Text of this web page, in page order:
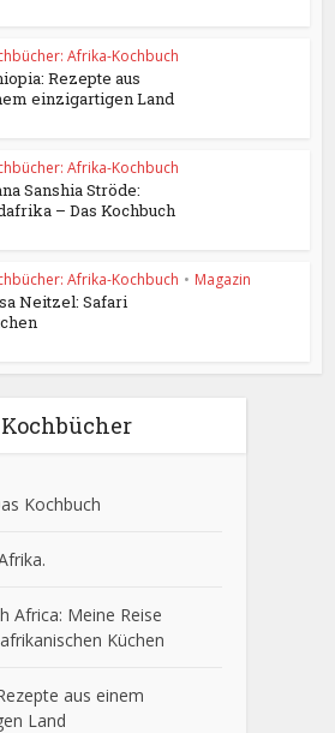
Afrika-Kochbuch
Rezepte aus
einzigartigen Land
Afrika-Kochbuch
Sanshia Ströde:
– Das Kochbuch
Afrika-Kochbuch • Magazin
Neitzel: Safari
Kochbücher
Kochbuch
Africa: Meine Reise
Küchen
aus einem
Land